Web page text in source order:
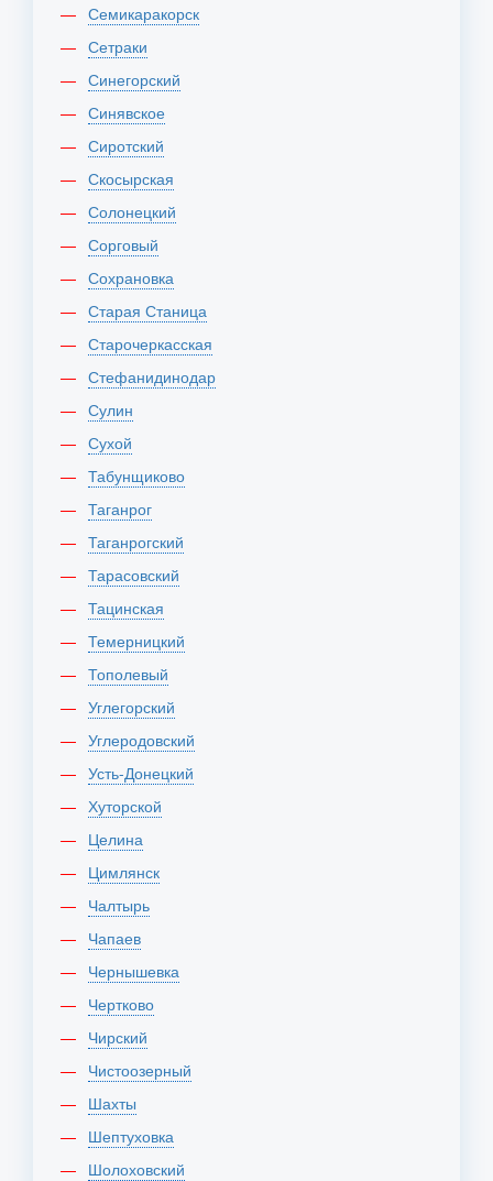
Семикаракорск
Сетраки
Синегорский
Синявское
Сиротский
Скосырская
Солонецкий
Сорговый
Сохрановка
Старая Станица
Старочеркасская
Стефанидинодар
Сулин
Сухой
Табунщиково
Таганрог
Таганрогский
Тарасовский
Тацинская
Темерницкий
Тополевый
Углегорский
Углеродовский
Усть-Донецкий
Хуторской
Целина
Цимлянск
Чалтырь
Чапаев
Чернышевка
Чертково
Чирский
Чистоозерный
Шахты
Шептуховка
Шолоховский